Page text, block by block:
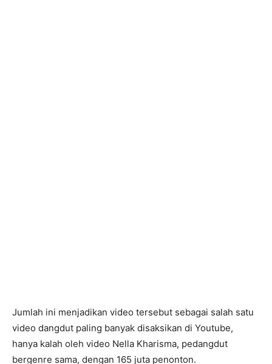
Jumlah ini menjadikan video tersebut sebagai salah satu
video dangdut paling banyak disaksikan di Youtube,
hanya kalah oleh video Nella Kharisma, pedangdut
bergenre sama, dengan 165 juta penonton.